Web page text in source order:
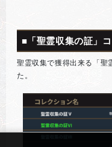
■「聖霊収集の証」
聖霊収集で獲得出来る「聖
た。